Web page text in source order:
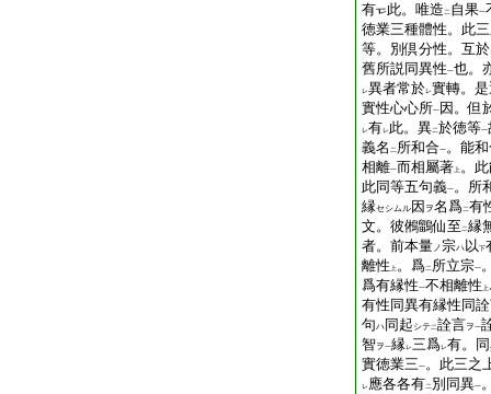
有
此。唯造 二 自果一
徳業三種體性。此
等。別倶分性。互於
舊所説同異性一也。
レ異者常於レ實轉。
實性心心所一 因。但
レ有レ此。異二於徳等一
義名 二 所和合一。能
相離一而相屬著 上 。
此同等五句義一。所
縁セシムル 因 ヲ名爲二有
文。彼鵂鶹仙至 二縁
者。前本量ノ宗ハ 以下
離性
上 。爲二 所立宗一
爲有縁性一不相離性 上
有性同異有縁性同
句ハ 同起 シテ二詮言ヲ一
智ヲ一縁レ三爲レ有。
實徳業三一。此三之
レ應各各有二 別同異一